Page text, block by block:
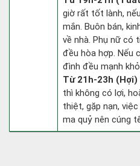
giờ rất tốt lành,
mắn. Buôn bán,
về nhà. Phụ nữ có
đều hòa hợp. Nếu
đình đều mạnh
Từ 21h-23h
thì không có lợi,
thiệt, gặp nạn,
ma quỷ nên cúng